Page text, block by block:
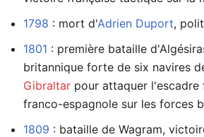
1798 : mort d'Adrien Duport,
1801 : première bataille
britannique forte de six navires
Gibraltar pour attaquer
franco-espagnole sur les forces
1809 : bataille de Wagram,